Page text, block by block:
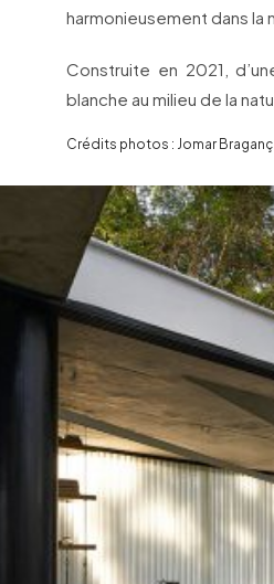
harmonieusement dans la
Construite en 2021,
blanche au milieu de la
Crédits photos : Jomar